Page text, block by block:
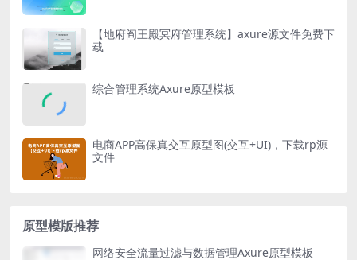
【地府阎王殿冥府管理系统】axure源文件免费下
载
综合管理系统Axure原型模板
电商APP高保真交互原型图(交互+UI)，下载rp源
文件
原型模版推荐
网络安全流量过滤与数据管理Axure原型模板